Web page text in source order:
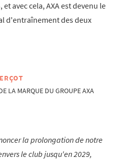
avec cela, AXA est devenu le
d'entraînement des deux
LA MARQUE DU GROUPE AXA
la prolongation de notre
le club jusqu'en 2029,